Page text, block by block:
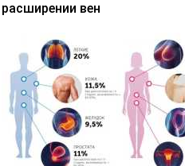
расширении вен